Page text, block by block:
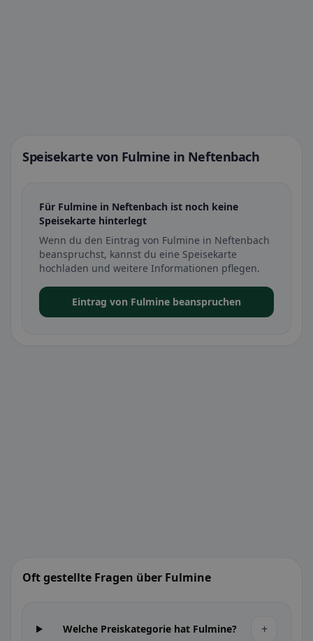
Speisekarte von Fulmine in Neftenbach
Für Fulmine in Neftenbach ist noch keine
Speisekarte hinterlegt
Wenn du den Eintrag von Fulmine in Neftenbach
beanspruchst, kannst du eine Speisekarte
hochladen und weitere Informationen pflegen.
Eintrag von Fulmine beanspruchen
Oft gestellte Fragen über Fulmine
Welche Preiskategorie hat Fulmine? +